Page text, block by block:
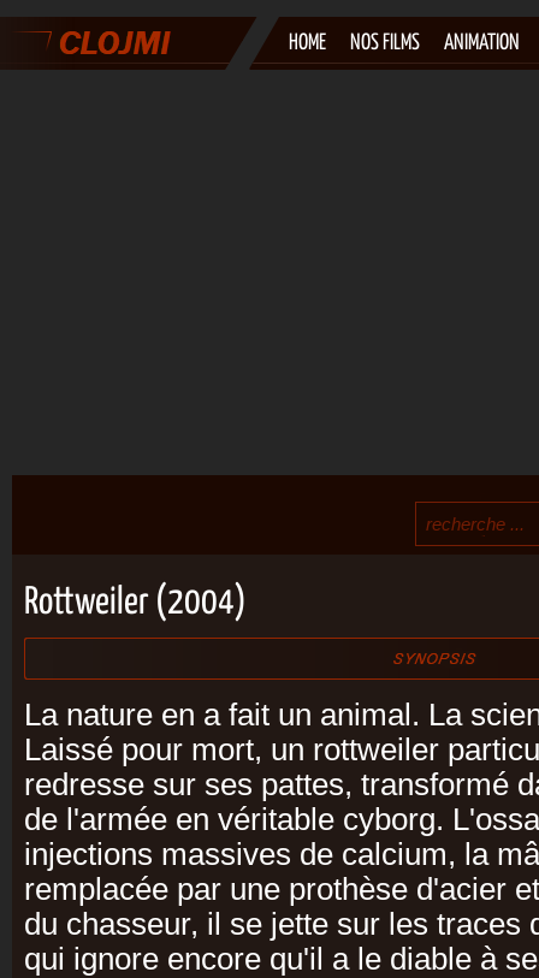
HOME NOS FILMS ANIMATION
Rottweiler (2004)
La nature en a fait un animal. La
Laissé pour mort, un rottweiler
redresse sur ses pattes, transformé
de l'armée en véritable cyborg.
injections massives de calcium, la
remplacée par une prothèse d'acier
du chasseur, il se jette sur les traces
qui ignore encore qu'il a le diable à